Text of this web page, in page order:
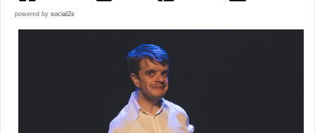
powered by social2s